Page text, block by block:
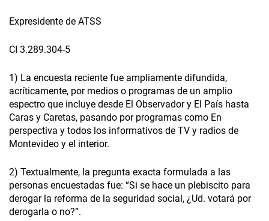
Expresidente de ATSS
CI 3.289.304-5
1) La encuesta reciente fue ampliamente difundida,
acríticamente, por medios o programas de un amplio
espectro que incluye desde El Observador y El País hasta
Caras y Caretas, pasando por programas como En
perspectiva y todos los informativos de TV y radios de
Montevideo y el interior.
2) Textualmente, la pregunta exacta formulada a las
personas encuestadas fue: “Si se hace un plebiscito para
derogar la reforma de la seguridad social, ¿Ud. votará por
derogarla o no?”.